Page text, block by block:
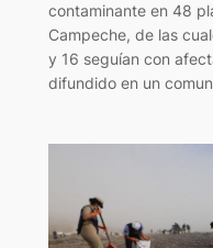
contaminante en 48
Campeche, de las
y 16 seguían con
difundido en un